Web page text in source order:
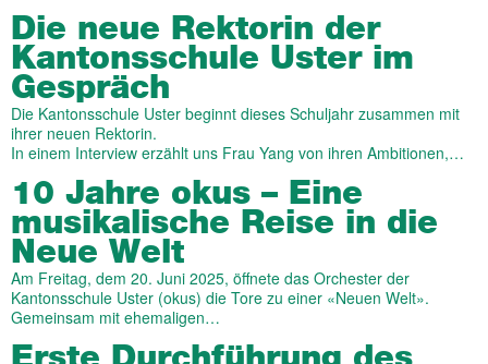
Die neue Rektorin der
Kantonsschule Uster im
Gespräch
Die Kantonsschule Uster beginnt dieses Schuljahr zusammen mit
ihrer neuen Rektorin.
In einem Interview erzählt uns Frau Yang von ihren Ambitionen,…
10 Jahre okus – Eine
musikalische Reise in die
Neue Welt
Am Freitag, dem 20. Juni 2025, öffnete das Orchester der
Kantonsschule Uster (okus) die Tore zu einer «Neuen Welt».
Gemeinsam mit ehemaligen…